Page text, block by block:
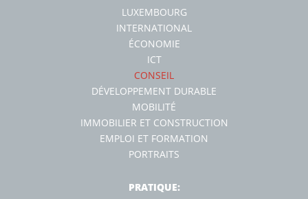
LUXEMBOURG
INTERNATIONAL
ÉCONOMIE
ICT
CONSEIL
DÉVELOPPEMENT DURABLE
MOBILITÉ
IMMOBILIER ET CONSTRUCTION
EMPLOI ET FORMATION
PORTRAITS
PRATIQUE: